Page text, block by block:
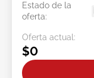
Estado de la
oferta:
Oferta actual:
$0